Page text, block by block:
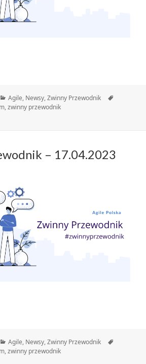
Kategorie
Agile, Newsy,Zwinny Przewodnik
,zwinny przewodnik
– 17.04.2023
Kategorie
Agile, Newsy,Zwinny Przewodnik
,zwinny przewodnik